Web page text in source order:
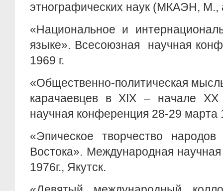
этнографических наук (МКАЭН, М.,
«Национальное и
языке». Всесоюзная научная
1969 г.
«Общественно-политическая
карачаевцев в XIX – начале
научная конференция 28-29 марта
«Эпическое творчество
Востока». Международная
1976г., Якутск.